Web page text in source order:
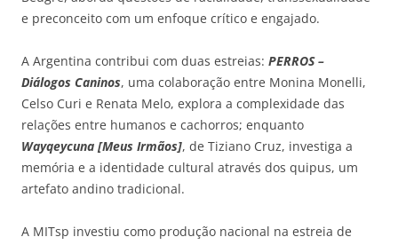
e preconceito com um enfoque crítico e engajado.
A Argentina contribui com duas estreias: PERROS –
Diálogos Caninos, uma colaboração entre Monina Monelli,
Celso Curi e Renata Melo, explora a complexidade das
relações entre humanos e cachorros; enquanto
Wayqeycuna [Meus Irmãos], de Tiziano Cruz, investiga a
memória e a identidade cultural através dos quipus, um
artefato andino tradicional.
A MITsp investiu como produção nacional na estreia de